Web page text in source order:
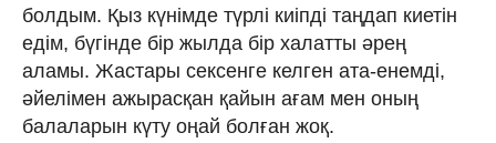
болдым. Қыз күнімде түрлі киіпді таңдап киетін
едім, бүгінде бір жылда бір халатты әрең
аламы. Жастары сексенге келген ата-енемді,
әйелімен ажырасқан қайын ағам мен оның
балаларын күту оңай болған жоқ.